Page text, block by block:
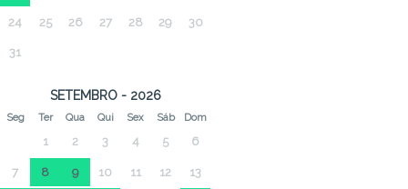
24 25 26 27 28 29 30
31
SETEMBRO - 2026
Seg Ter Qua Qui Sex Sáb Dom
1 2 3 4 5 6
7 8 9 10 11 12 13